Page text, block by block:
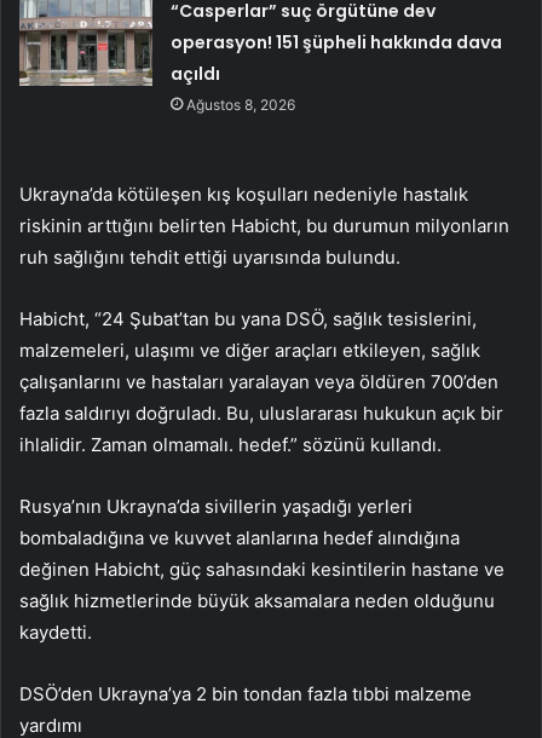
“Casperlar” suç örgütüne dev
operasyon! 151 şüpheli hakkında dava
açıldı
Ağustos 8, 2026
Ukrayna’da kötüleşen kış koşulları nedeniyle hastalık
riskinin arttığını belirten Habicht, bu durumun milyonların
ruh sağlığını tehdit ettiği uyarısında bulundu.
Habicht, “24 Şubat’tan bu yana DSÖ, sağlık tesislerini,
malzemeleri, ulaşımı ve diğer araçları etkileyen, sağlık
çalışanlarını ve hastaları yaralayan veya öldüren 700’den
fazla saldırıyı doğruladı. Bu, uluslararası hukukun açık bir
ihlalidir. Zaman olmamalı. hedef.” sözünü kullandı.
Rusya’nın Ukrayna’da sivillerin yaşadığı yerleri
bombaladığına ve kuvvet alanlarına hedef alındığına
değinen Habicht, güç sahasındaki kesintilerin hastane ve
sağlık hizmetlerinde büyük aksamalara neden olduğunu
kaydetti.
DSÖ’den Ukrayna’ya 2 bin tondan fazla tıbbi malzeme
yardımı